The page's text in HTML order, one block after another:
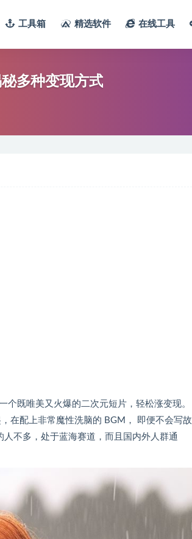
工具箱 精选软件 在线工具
多种变现方式
既唯美又火爆的二次元短片，轻松涨变现。
在配上非常魔性洗脑的 BGM， 即便不会写故
不多，处于蓝海赛道，而且国内外人群通